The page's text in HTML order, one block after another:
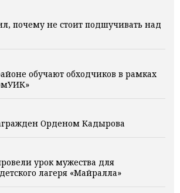
почему не стоит подшучивать над
обучают обходчиков в рамках
Орденом Кадырова
урок мужества для
лагеря «Майралла»